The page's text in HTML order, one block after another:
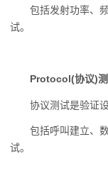
包括发射功率、频
试。
Protocol(协议)测
协议测试是验证设
包括呼叫建立、数
试。